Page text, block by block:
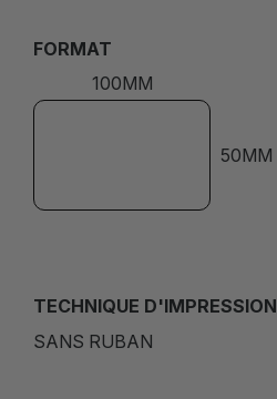
FORMAT
100MM
50MM
TECHNIQUE D'IMPRESSION
SANS RUBAN